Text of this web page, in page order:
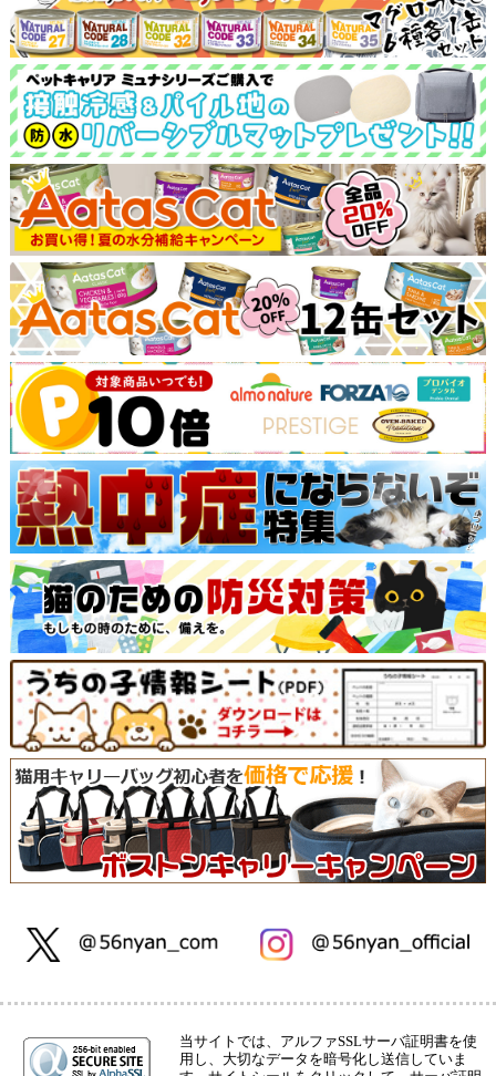
当サイトでは、アルファSSLサーバ証明書を使
用し、大切なデータを暗号化し送信していま